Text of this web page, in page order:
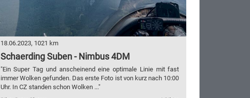
18.06.2023, 1021 km
Schaerding Suben - Nimbus 4DM
"Ein Super Tag und anscheinend eine optimale Linie mit fast
immer Wolken gefunden. Das erste Foto ist von kurz nach 10:00
Uhr. In CZ standen schon Wolken ..."